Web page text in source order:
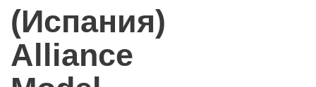
(Испания)
Alliance